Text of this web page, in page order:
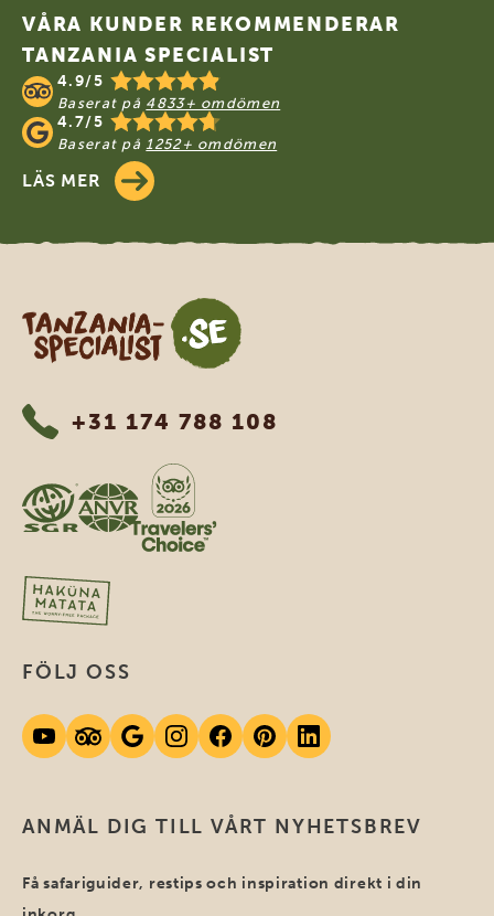
VÅRA KUNDER REKOMMENDERAR
TANZANIA SPECIALIST
4.9/5
Baserat på 4833+ omdömen
4.7/5
Baserat på1252+ omdömen
LÄS MER
Tanzania Specialist
+31 174 788 108
ANMÄL DIG TILL VÅRT NYHETSBREV
Få safariguider, restips och inspiration direkt i din
FÖLJ OSS